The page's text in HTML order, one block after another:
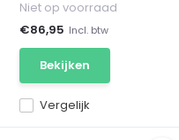
Vergelijk
Niet op voorraad
€86,95 Incl. btw
Bekijken